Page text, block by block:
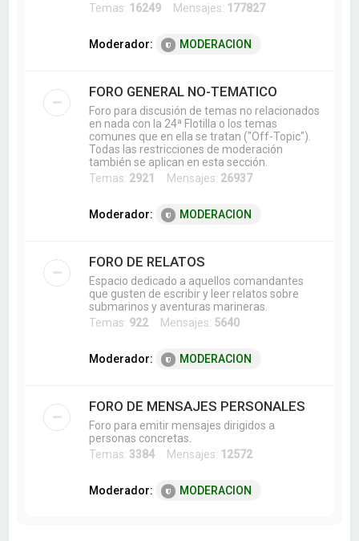
Temas: 16249 Mensajes: 177827
Moderador: MODERACION
FORO GENERAL NO-TEMATICO
Foro para discusión de temas no relacionados
en nada con la 24ª Flotilla o los temas
comunes que en ella se tratan ("Off-Topic").
Todas las restricciones de moderación
también se aplican en esta sección.
Temas: 2921 Mensajes: 26937
Moderador: MODERACION
FORO DE RELATOS
Espacio dedicado a aquellos comandantes
que gusten de escribir y leer relatos sobre
submarinos y aventuras marineras.
Temas: 922Mensajes: 5640
Moderador: MODERACION
FORO DE MENSAJES PERSONALES
Foro para emitir mensajes dirigidos a
personas concretas.
Temas: 3384 Mensajes: 12572
Moderador: MODERACION